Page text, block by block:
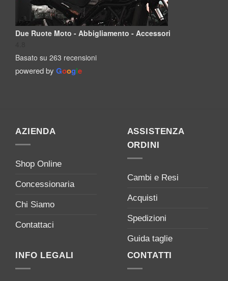
Due Ruote Moto - Abbigliamento - Accessori
Basato su 263 recensioni
powered by Google
AZIENDA
Shop Online
Concessionaria
Chi Siamo
Contattaci
ASSISTENZA
ORDINI
Cambi e Resi
Acquisti
Spedizioni
Guida taglie
INFO LEGALI
CONTATTI